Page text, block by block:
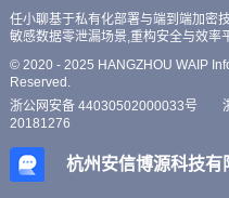
任小聊基于私有化部署与端到端加密
敏感数据零泄漏场景,重构安全与效率
© 2020 - 2025 HANGZHOU WAIP
Reserved.
浙公网安备 44030502000033号
20181276
杭州安信博源科技有